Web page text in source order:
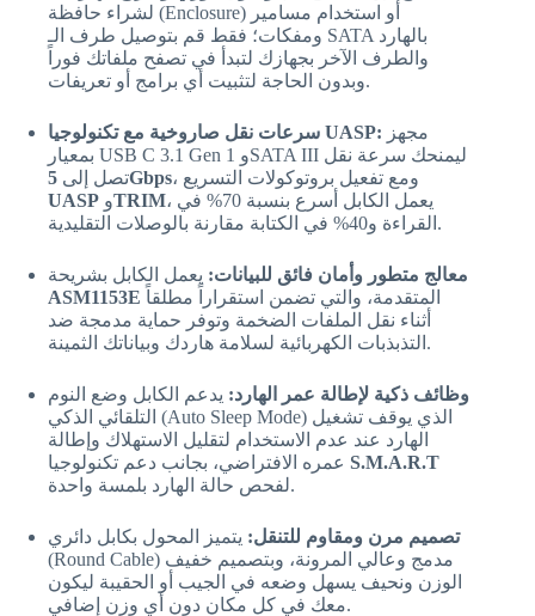
لشراء حافظة (Enclosure) أو استخدام مسامير
ومفكات؛ فقط قم بتوصيل طرف الـ SATA بالهارد
والطرف الآخر بجهازك لتبدأ في تصفح ملفاتك فوراً
وبدون الحاجة لتثبيت أي برامج أو تعريفات.
سرعات نقل صاروخية مع تكنولوجيا UASP:
بمعيار USB C 3.1 Gen 1 وSATA III ليمنحك سرعة نقل
تصل إلى5Gbps ، ومع تفعيل بروتوكولات التسريع
UASP وTRIM، يعمل الكابل أسرع بنسبة 70% في
القراءة و40% في الكتابة مقارنة بالوصلات التقليدية.
معالج متطور وأمان فائق للبيانات: يعمل الكابل بشريحة
ASM1153E
أثناء نقل الملفات الضخمة وتوفر حماية مدمجة ضد
التذبذبات الكهربائية لسلامة هاردك وبياناتك الثمينة.
وظائف ذكية لإطالة عمر الهارد: يدعم الكابل وضع النوم
التلقائي الذكي (Auto Sleep Mode) الذي يوقف تشغيل
الهارد عند عدم الاستخدام لتقليل الاستهلاك وإطالة
S.M.A.R.T
لفحص حالة الهارد بلمسة واحدة.
تصميم مرن ومقاوم للتنقل: يتميز المحول بكابل دائري
(Round Cable) مدمج وعالي المرونة، وبتصميم خفيف
الوزن ونحيف يسهل وضعه في الجيب أو الحقيبة ليكون
معك في كل مكان دون أي وزن إضافي.